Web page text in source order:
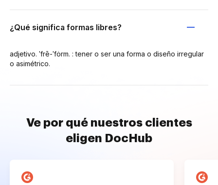
¿Qué significa formas libres?
adjetivo. ˈfrē-ˈfȯrm. : tener o ser una forma o diseño irregular
o asimétrico.
Ve por qué nuestros clientes
eligen DocHub